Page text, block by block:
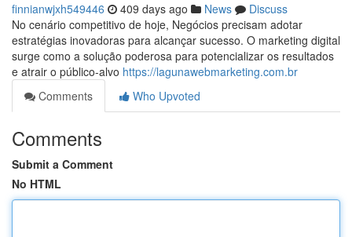
finnianwjxh549446 409 days ago News
Discuss
No cenário competitivo de hoje, Negócios precisam adotar
estratégias inovadoras para alcançar sucesso. O marketing digital
surge como a solução poderosa para potencializar os resultados
e atrair o público-alvo https://lagunawebmarketing.com.br
Comments
Who Upvoted
Comments
Submit a Comment
No HTML